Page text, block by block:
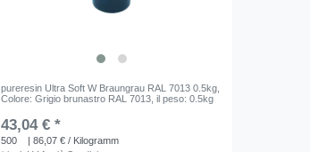
pureresin Ultra Soft W Braungrau RAL 7013 0.5kg
Colore: Grigio brunastro RAL 7013 , il peso: 0.5kg
43,04 € *
500
| 86,07 € / Kilogramm